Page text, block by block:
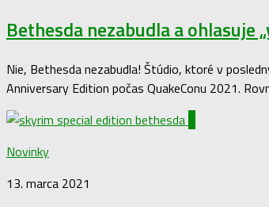
Bethesda nezabudla a ohlasuje
Nie, Bethesda nezabudla! Štúdio, ktoré v
Anniversary Edition počas QuakeConu 2021.
Novinky
13. marca 2021